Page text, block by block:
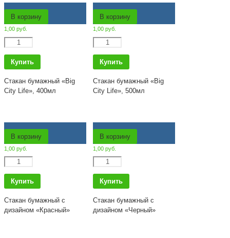
В корзину
1,00 руб.
Количество
Купить
Стакан бумажный «Big
City Life», 400мл
В корзину
1,00руб.
Количество
Купить
Стакан бумажный «Big
City Life», 500мл
В корзину
1,00 руб.
Количество
Купить
Стакан бумажный c
дизайном «Красный»
В корзину
1,00руб.
Количество
Купить
Стакан бумажный c
дизайном «Черный»